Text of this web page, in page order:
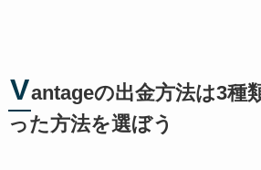
Vantageの出金方法は3種
った方法を選ぼう